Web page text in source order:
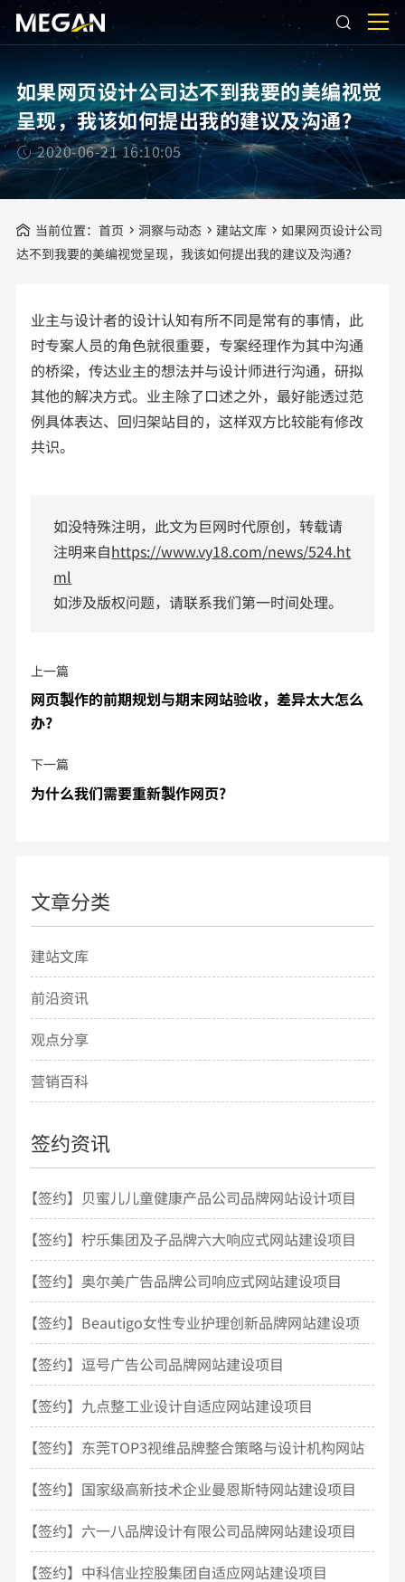
如果网页设计公司达不到我要的美编视觉
呈现，我该如何提出我的建议及沟通?
2020-06-21 16:10:05
当前位置： 首页 洞察与动态 建站文库
如果网页设计公司
达不到我要的美编视觉呈现，我该如何提出我的建议及沟通?
业主与设计者的设计认知有所不同是常有的事情，此
时专案人员的角色就很重要，专案经理作为其中沟通
的桥梁，传达业主的想法并与设计师进行沟通，研拟
其他的解决方式。业主除了口述之外，最好能透过范
例具体表达、回归架站目的，这样双方比较能有修改
共识。
如没特殊注明，此文为巨网时代原创，转载请
注明来自https://www.vy18.com/news/524.ht
ml
如涉及版权问题，请联系我们第一时间处理。
上一篇
网页製作的前期规划与期末网站验收，差异太大怎么
办?
下一篇
为什么我们需要重新製作网页?
文章分类
建站文库
前沿资讯
观点分享
营销百科
签约资讯
【签约】贝蜜儿儿童健康产品公司品牌网站设计项目
开发
【签约】柠乐集团及子品牌六大响应式网站建设项目
【签约】奥尔美广告品牌公司响应式网站建设项目
【签约】Beautigo女性专业护理创新品牌网站建设项
目
【签约】逗号广告公司品牌网站建设项目
【签约】九点整工业设计自适应网站建设项目
【签约】东莞TOP3视维品牌整合策略与设计机构网站
建设
【签约】国家级高新技术企业曼恩斯特网站建设项目
【签约】六一八品牌设计有限公司品牌网站建设项目
【签约】中科信业控股集团自适应网站建设项目